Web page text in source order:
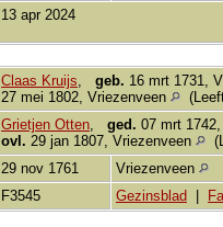
13 apr 2024
Claas Kruijs geb. 16 mrt 1731,
27 mei 1802, Vriezenveen
Grietjen Otten ged. 07 mrt
ovl. 29 jan 1807, Vriezenveen
29 nov 1761 Vriezenveen
F3545 Gezinsblad